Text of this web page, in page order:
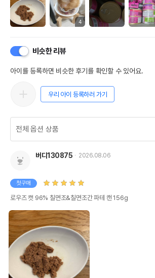
4
비슷한 리뷰
아이를 등록하면 비슷한 후기를 확인할 수 있어요.
우리 아이 등록하러 가기
버디130875 2026.08.06
첫구매
로우즈 캣 96% 칠면조&칠면조간 파테 캔 156g